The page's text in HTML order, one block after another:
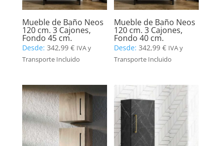
Mueble de Baño Neos
120 cm. 3 Cajones,
Fondo 45 cm.
Desde: 342,99 € IVA y
Transporte Incluido
Mueble de Baño Neos
120 cm. 3 Cajones,
Fondo 40 cm.
Desde:342,99€ IVA y
Transporte Incluido